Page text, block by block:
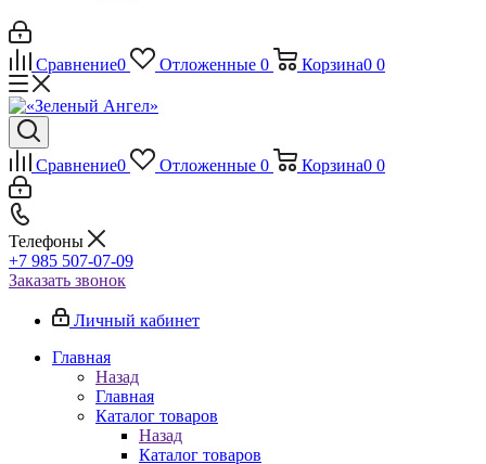
Сравнение0 Отложенные 0 Корзина0 0
Сравнение0 Отложенные 0 Корзина0 0
Телефоны
+7 985 507-07-09
Заказать звонок
Личный кабинет
Главная
Назад
Главная
Каталог товаров
Назад
Каталог товаров